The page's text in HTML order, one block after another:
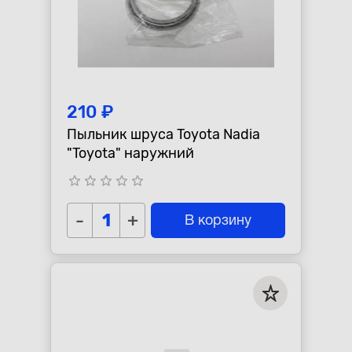
210 ₽
Пыльник шруса Toyota Nadia
"Toyota" наружний
star_border star_border star_border star_border star_border
- + В корзину